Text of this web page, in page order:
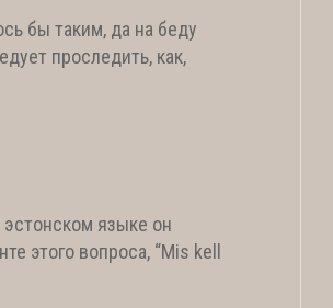
бы таким, да на беду
проследить, как,
языке он
этого вопроса, “Mis kell